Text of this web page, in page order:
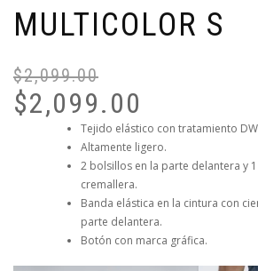
MULTICOLOR S
$2,099.00
$2,099.00
Tejido elástico con tratamiento
Altamente ligero.
2 bolsillos en la parte delantera y
cremallera.
Banda elástica en la cintura con
parte delantera.
Botón con marca gráfica.